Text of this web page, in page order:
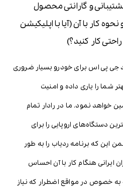
و گارانتی محصول
کار با آن (آیا با اپلیکیشن
کار کنید؟)
جی پی اس برای خودرو بسیار ضروری
شما را یاری داده و امنیت
خواهد نمود. ما در رادار تمام
دستگاه‌های اروپایی را برای
این که برنامه ردیاب را به طور
ایرانی هنگام کار با آن احساس
به خصوص در مواقع اضطرار که نیاز